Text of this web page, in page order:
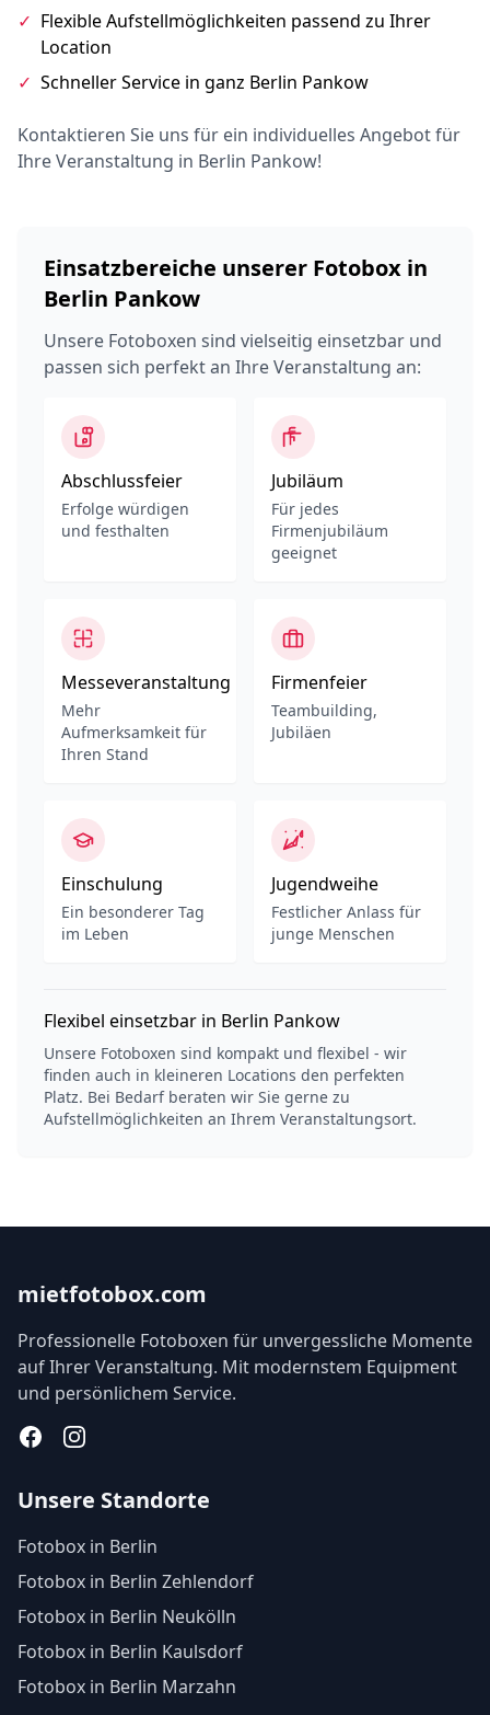
✓ Flexible Aufstellmöglichkeiten passend zu Ihrer
Location
✓ Schneller Service in ganz Berlin Pankow
Kontaktieren Sie uns für ein individuelles Angebot für
Ihre Veranstaltung in Berlin Pankow!
Einsatzbereiche unserer Fotobox in
Berlin Pankow
Unsere Fotoboxen sind vielseitig einsetzbar und
passen sich perfekt an Ihre Veranstaltung an:
Abschlussfeier
Erfolge würdigen
und festhalten
Jubiläum
Für jedes
Firmenjubiläum
geeignet
Messeveranstaltung
Mehr
Aufmerksamkeit für
Ihren Stand
Firmenfeier
Teambuilding,
Jubiläen
Einschulung
Ein besonderer Tag
im Leben
Jugendweihe
Festlicher Anlass für
junge Menschen
Flexibel einsetzbar in Berlin Pankow
Unsere Fotoboxen sind kompakt und flexibel - wir
finden auch in kleineren Locations den perfekten
Platz. Bei Bedarf beraten wir Sie gerne zu
Aufstellmöglichkeiten an Ihrem Veranstaltungsort.
mietfotobox.com
Professionelle Fotoboxen für unvergessliche Momente
auf Ihrer Veranstaltung. Mit modernstem Equipment
und persönlichem Service.
FacebookInstagram
Unsere Standorte
Fotobox in Berlin
Fotobox in Berlin Zehlendorf
Fotobox in Berlin Neukölln
Fotobox in Berlin Kaulsdorf
Fotobox in Berlin Marzahn